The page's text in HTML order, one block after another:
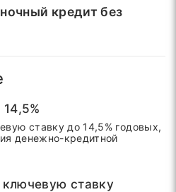
кредит без
ставку до 14,5% годовых,
денежно-кредитной
ставку